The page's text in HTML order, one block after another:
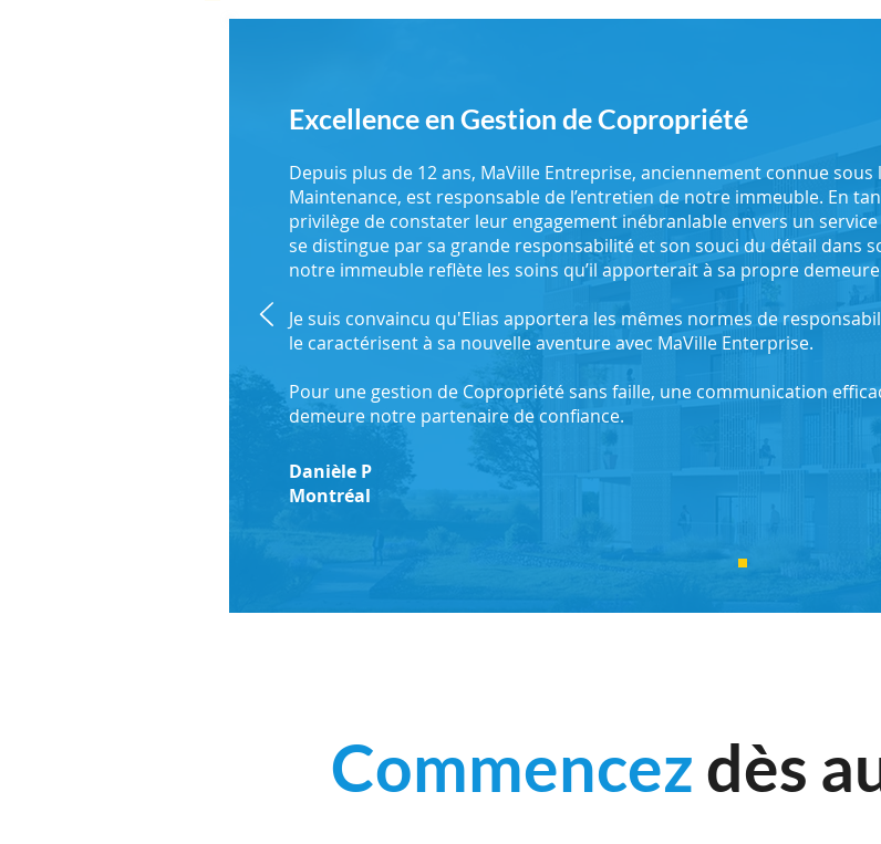
Excellence en Gestion de Copropriété
Depuis plus de 12 ans, MaVille Entreprise, anciennement connue sous
Maintenance, est responsable de l’entretien de notre immeuble. En
privilège de constater leur engagement inébranlable envers un
se distingue par sa grande responsabilité et son souci du détail dans
notre immeuble reflète les soins qu’il apporterait à sa propre
Je suis convaincu qu'Elias apportera les mêmes normes de
le caractérisent à sa nouvelle aventure avec MaVille Enterprise.
Pour une gestion de Copropriété sans faille, une communication
demeure notre partenaire de confiance.
Danièle P
Montréal
Commencezdès